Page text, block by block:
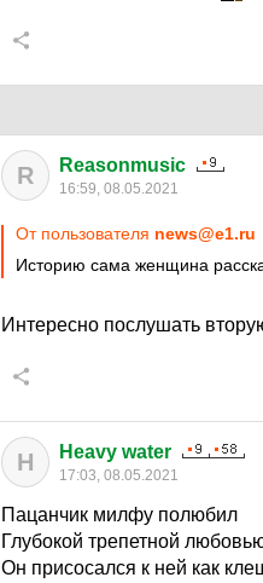
R Reasonmusic
16:59, 08.05.2021
От пользователя news@e1.ru
Историю сама женщина
Интересно послушать
H Heavy water
17:03, 08.05.2021
Пацанчик милфу полюбил
Глубокой трепетной
Он присосался к ней как